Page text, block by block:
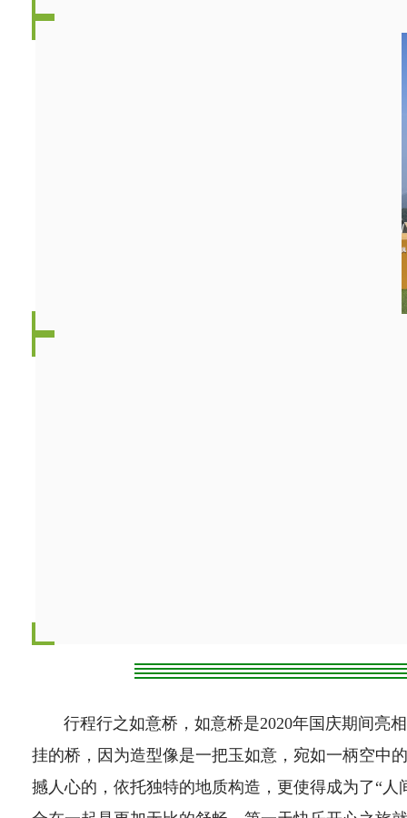
行程行之如意桥，如意桥是2020年国庆期间亮相
挂的桥，因为造型像是一把玉如意，宛如一柄空中
撼人心的，依托独特的地质构造，更使得成为了“